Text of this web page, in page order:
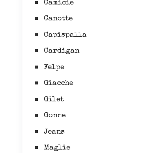
Camicie
Canotte
Capispalla
Cardigan
Felpe
Giacche
Gilet
Gonne
Jeans
Maglie